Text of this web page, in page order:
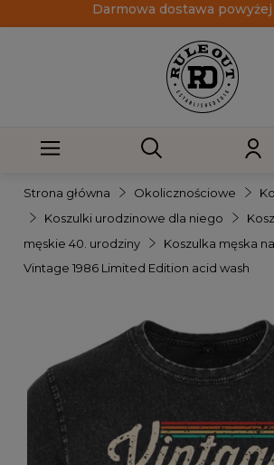
Darmowa dostawa powyżej
Strona główna Okolicznościowe
Koszulki urodzinowe dla niego
męskie 40. urodziny
Koszulka męska
Vintage 1986 Limited Edition acid wash